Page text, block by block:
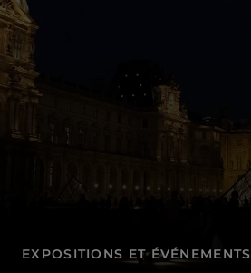
EXPOSITIONS ET ÉVÉNEMENTS